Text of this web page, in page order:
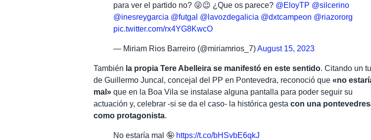
para ver el partido no? 😜😉 ¿Que os parece? @EloyTP @silcerino
@inesreygarcia @futgal @lavozdegalicia @dxtcampeon @riazororg
pic.twitter.com/rx4YG8KwcO
— Miriam Rios Barreiro (@miriamrios_7)August 15, 2023
También la propia Tere Abelleira se manifestó en este sentido. Citando un
de Guillermo Juncal, concejal del PP en Pontevedra, reconoció que «no
mal» que en la Boa Vila se instalase alguna pantalla para poder seguir su
actuación y, celebrar -si se da el caso- la histórica gestacon una
como protagonista.
No estaría mal 🤪 https://t.co/bHSvbE6qkJ